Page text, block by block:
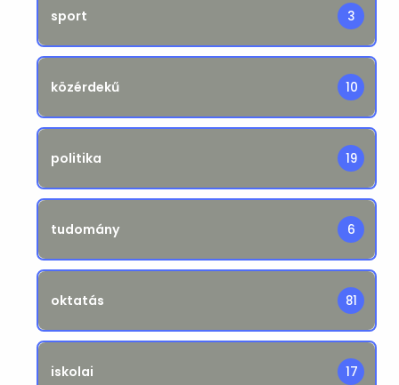
sport 3
közérdekű 10
politika 19
tudomány 6
oktatás 81
iskolai 17